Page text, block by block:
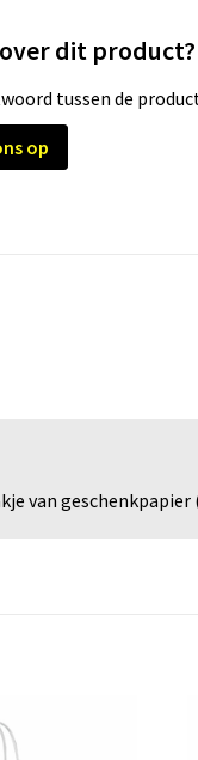
dit product?
tussen de
op
van geschenkpapier